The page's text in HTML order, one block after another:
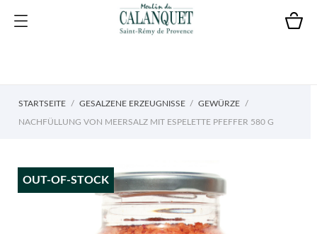
STARTSEITE GESALZENE ERZEUGNISSE GEWÜRZE
NACHFÜLLUNG VON MEERSALZ MIT ESPELETTE PFEFFER 580 G
OUT-OF-STOCK